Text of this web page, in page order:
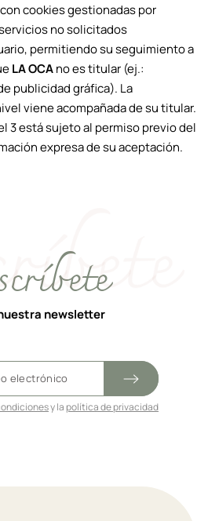
cookies gestionadas por
no solicitados
permitiendo su seguimiento a
LA OCAno es titular (ej.:
publicidad gráfica). La
viene acompañada de su titular.
3 está sujeto al permiso previo del
expresa de su aceptación.
newsletter
y la política de privacidad